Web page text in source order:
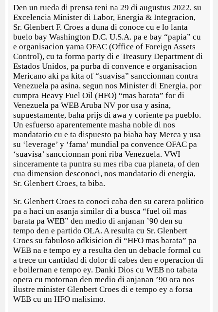
Den un rueda di prensa teni na 29 di augustus 2022, su
Excelencia Minister di Labor, Energia & Integracion,
Sr. Glenbert F. Croes a duna di conoce cu e lo lanta
buelo bay Washington D.C. U.S.A. pa e bay “papia” cu
e organisacion yama OFAC (Office of Foreign Assets
Control), cu ta forma party di e Treasury Department di
Estados Unidos, pa purba di convence e organisacion
Mericano aki pa kita of “suavisa” sanccionnan contra
Venezuela pa asina, segun nos Minister di Energia, por
cumpra Heavy Fuel Oil (HFO) “mas barata” for di
Venezuela pa WEB Aruba NV por usa y asina,
supuestamente, baha prijs di awa y coriente pa pueblo.
Un esfuerso aparentemente masha noble di nos
mandatario cu e ta dispuesto pa biaha bay Merca y usa
su ‘leverage’ y ‘fama’ mundial pa convence OFAC pa
‘suavisa’ sanccionnan poni riba Venezuela. VWI
sinceramente ta puntra su mes riba cua planeta, of den
cua dimension desconoci, nos mandatario di energia,
Sr. Glenbert Croes, ta biba.
Sr. Glenbert Croes ta conoci caba den su carera politico
pa a haci un asanja similar di a busca “fuel oil mas
barata pa WEB” den medio di anjanan ’90 den su
tempo den e partido OLA. A resulta cu Sr. Glenbert
Croes su fabuloso adkisicion di “HFO mas barata” pa
WEB na e tempo ey a resulta den un debacle formal cu
a trece un cantidad di dolor di cabes den e operacion di
e boilernan e tempo ey. Danki Dios cu WEB no tabata
opera cu motornan den medio di anjanan ’90 ora nos
ilustre minister Glenbert Croes di e tempo ey a forsa
WEB cu un HFO malisimo.